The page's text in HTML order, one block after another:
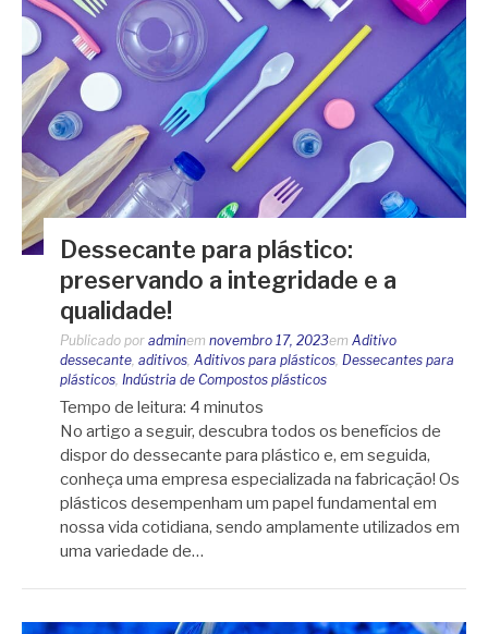
Dessecante para plástico:
preservando a integridade e a
qualidade!
Publicado por adminem novembro 17, 2023em Aditivo
dessecante, aditivos, Aditivos para plásticos, Dessecantes para
plásticos, Indústria de Compostos plásticos
Tempo de leitura: 4 minutos
No artigo a seguir, descubra todos os benefícios de
dispor do dessecante para plástico e, em seguida,
conheça uma empresa especializada na fabricação! Os
plásticos desempenham um papel fundamental em
nossa vida cotidiana, sendo amplamente utilizados em
uma variedade de…